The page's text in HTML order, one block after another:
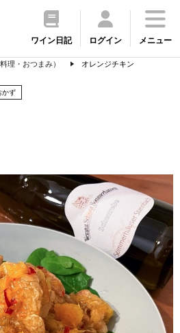
ワイン日記 ログイン メニュー
理・おつまみ） オレンジチキン
かず